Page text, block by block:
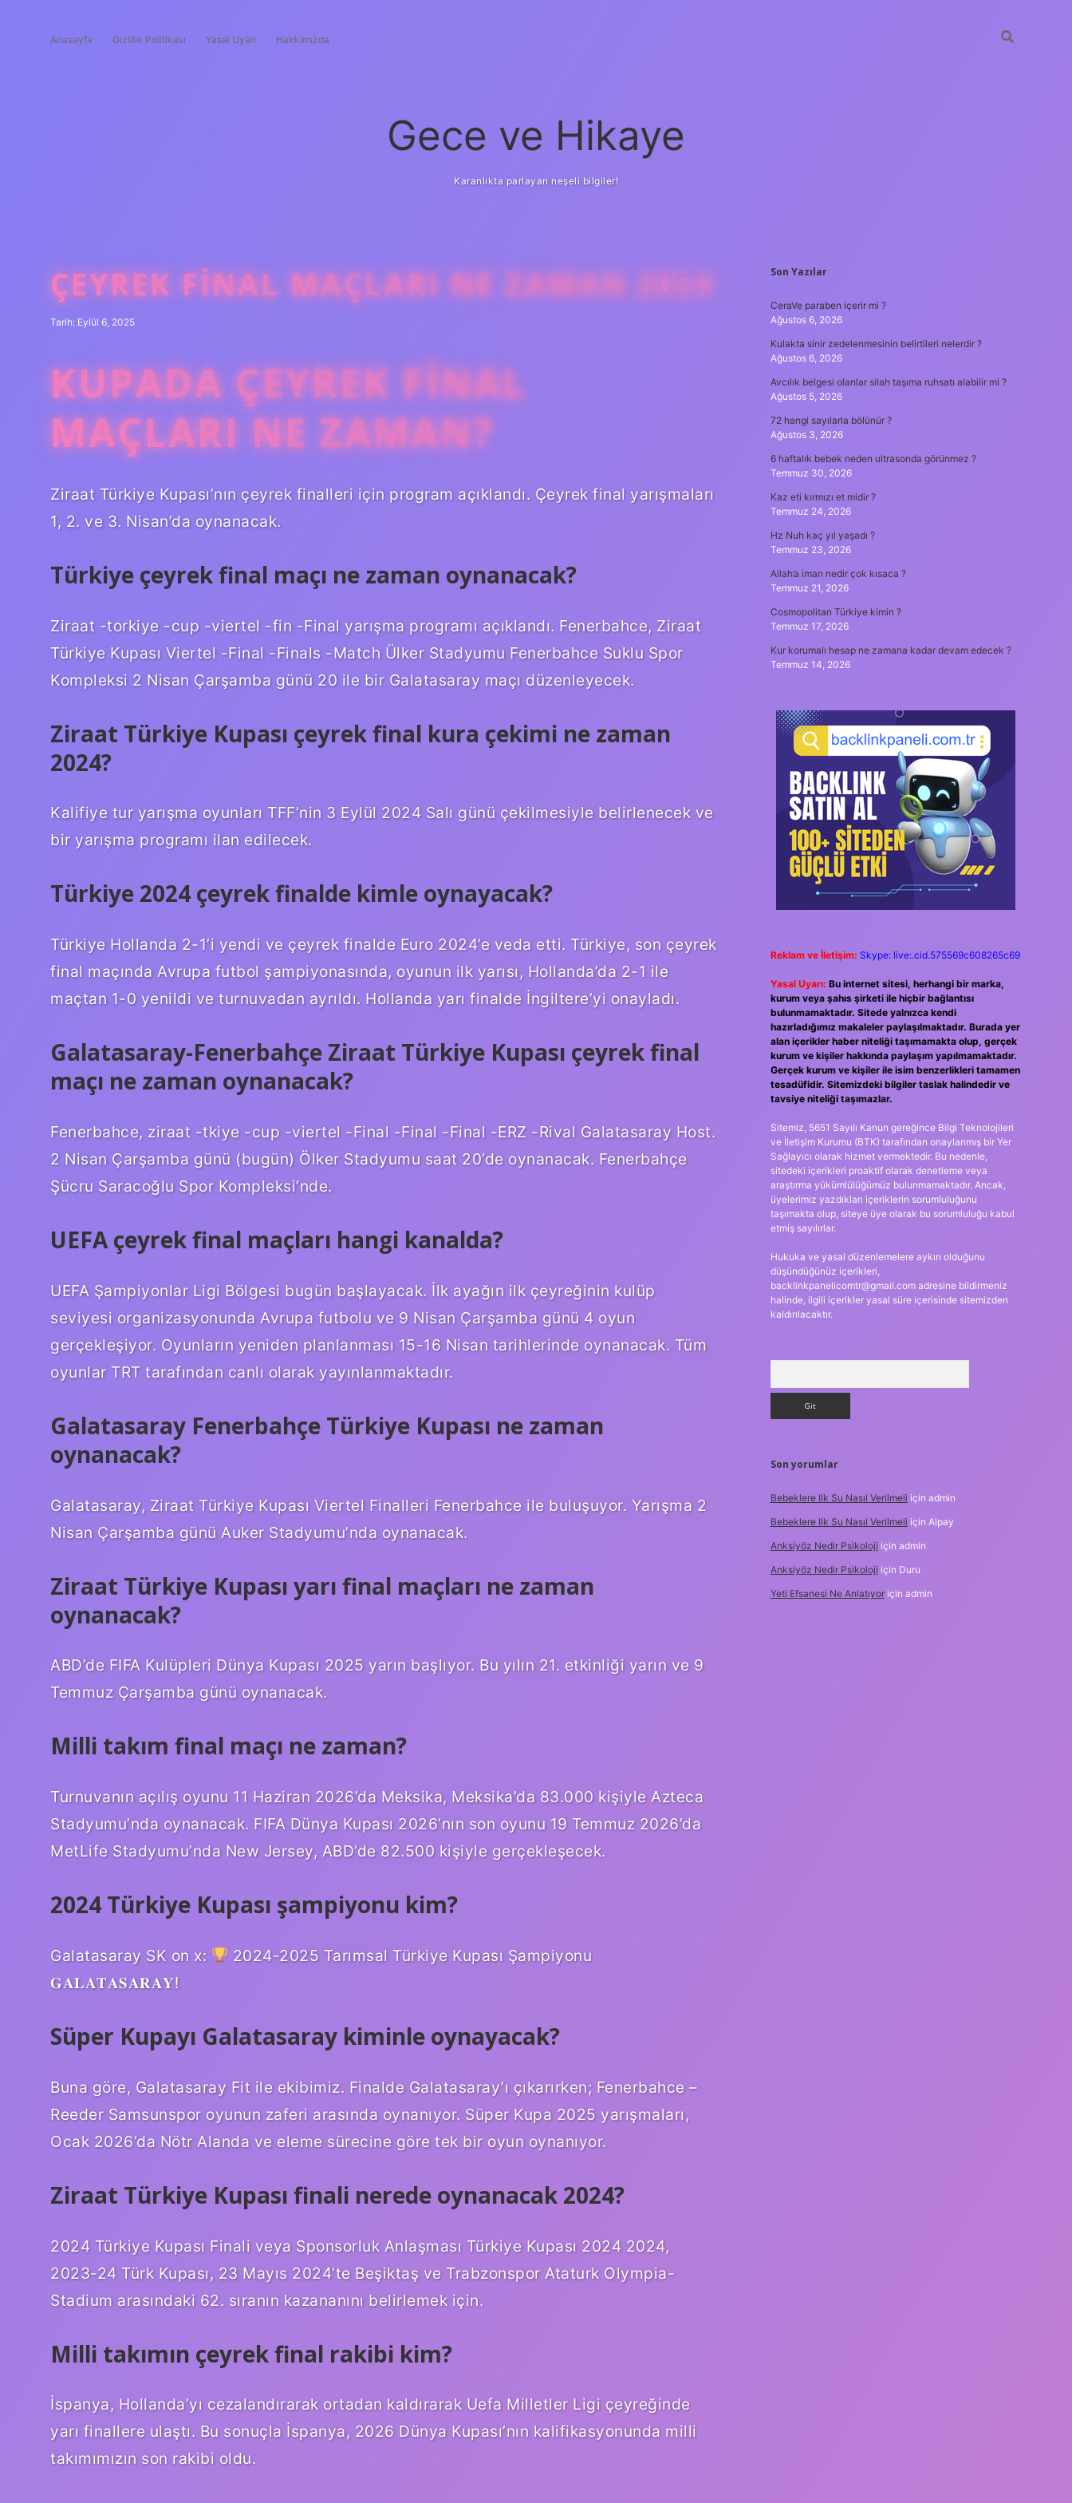
Anasayfa Gizlilik Politikası Yasal Uyarı Hakkımızda
Gece ve Hikaye
Karanlıkta parlayan neşeli bilgiler!
ÇEYREK FINAL MAÇLARI NE ZAMAN 2024
Tarih: Eylül 6, 2025
KUPADA ÇEYREK FINAL
MAÇLARI NE ZAMAN?
Ziraat Türkiye Kupası’nın çeyrek finalleri için program açıklandı. Çeyrek final yarışmaları
1, 2. ve 3. Nisan’da oynanacak.
Türkiye çeyrek final maçı ne zaman oynanacak?
Ziraat -torkiye -cup -viertel -fin -Final yarışma programı açıklandı. Fenerbahce, Ziraat
Türkiye Kupası Viertel -Final -Finals -Match Ülker Stadyumu Fenerbahce Suklu Spor
Kompleksi 2 Nisan Çarşamba günü 20 ile bir Galatasaray maçı düzenleyecek.
Ziraat Türkiye Kupası çeyrek final kura çekimi ne zaman
2024?
Kalifiye tur yarışma oyunları TFF’nin 3 Eylül 2024 Salı günü çekilmesiyle belirlenecek ve
bir yarışma programı ilan edilecek.
Türkiye 2024 çeyrek finalde kimle oynayacak?
Türkiye Hollanda 2-1’i yendi ve çeyrek finalde Euro 2024’e veda etti. Türkiye, son çeyrek
final maçında Avrupa futbol şampiyonasında, oyunun ilk yarısı, Hollanda’da 2-1 ile
maçtan 1-0 yenildi ve turnuvadan ayrıldı. Hollanda yarı finalde İngiltere’yi onayladı.
Galatasaray-Fenerbahçe Ziraat Türkiye Kupası çeyrek final
maçı ne zaman oynanacak?
Fenerbahce, ziraat -tkiye -cup -viertel -Final -Final -Final -ERZ -Rival Galatasaray Host.
2 Nisan Çarşamba günü (bugün) Ölker Stadyumu saat 20’de oynanacak. Fenerbahçe
Şücru Saracoğlu Spor Kompleksi’nde.
UEFA çeyrek final maçları hangi kanalda?
UEFA Şampiyonlar Ligi Bölgesi bugün başlayacak. İlk ayağın ilk çeyreğinin kulüp
seviyesi organizasyonunda Avrupa futbolu ve 9 Nisan Çarşamba günü 4 oyun
gerçekleşiyor. Oyunların yeniden planlanması 15-16 Nisan tarihlerinde oynanacak. Tüm
oyunlar TRT tarafından canlı olarak yayınlanmaktadır.
Galatasaray Fenerbahçe Türkiye Kupası ne zaman
oynanacak?
Galatasaray, Ziraat Türkiye Kupası Viertel Finalleri Fenerbahce ile buluşuyor. Yarışma 2
Nisan Çarşamba günü Auker Stadyumu’nda oynanacak.
Ziraat Türkiye Kupası yarı final maçları ne zaman
oynanacak?
ABD’de FIFA Kulüpleri Dünya Kupası 2025 yarın başlıyor. Bu yılın 21. etkinliği yarın ve 9
Temmuz Çarşamba günü oynanacak.
Milli takım final maçı ne zaman?
Turnuvanın açılış oyunu 11 Haziran 2026’da Meksika, Meksika’da 83.000 kişiyle Azteca
Stadyumu’nda oynanacak. FIFA Dünya Kupası 2026’nın son oyunu 19 Temmuz 2026’da
MetLife Stadyumu’nda New Jersey, ABD’de 82.500 kişiyle gerçekleşecek.
2024 Türkiye Kupası şampiyonu kim?
Galatasaray SK on x:
2024-2025 Tarımsal Türkiye Kupası Şampiyonu
𝐆𝐀𝐋𝐀𝐓𝐀𝐒𝐀𝐑𝐀𝐘!
Süper Kupayı Galatasaray kiminle oynayacak?
Buna göre, Galatasaray Fit ile ekibimiz. Finalde Galatasaray’ı çıkarırken; Fenerbahce –
Reeder Samsunspor oyunun zaferi arasında oynanıyor. Süper Kupa 2025 yarışmaları,
Ocak 2026’da Nötr Alanda ve eleme sürecine göre tek bir oyun oynanıyor.
Ziraat Türkiye Kupası finali nerede oynanacak 2024?
2024 Türkiye Kupası Finali veya Sponsorluk Anlaşması Türkiye Kupası 2024 2024,
2023-24 Türk Kupası, 23 Mayıs 2024’te Beşiktaş ve Trabzonspor Ataturk Olympia-
Stadium arasındaki 62. sıranın kazananını belirlemek için.
Milli takımın çeyrek final rakibi kim?
İspanya, Hollanda’yı cezalandırarak ortadan kaldırarak Uefa Milletler Ligi çeyreğinde
yarı finallere ulaştı. Bu sonuçla İspanya, 2026 Dünya Kupası’nın kalifikasyonunda milli
takımımızın son rakibi oldu.
SIDEBAR
Son Yazılar
CeraVe paraben içerir mi ?
Ağustos 6, 2026
Kulakta sinir zedelenmesinin belirtileri nelerdir ?
Ağustos 6, 2026
Avcılık belgesi olanlar silah taşıma ruhsatı alabilir mi ?
Ağustos 5, 2026
72 hangi sayılarla bölünür ?
Ağustos 3, 2026
6 haftalık bebek neden ultrasonda görünmez ?
Temmuz 30, 2026
Kaz eti kırmızı et midir ?
Temmuz 24, 2026
Hz Nuh kaç yıl yaşadı ?
Temmuz 23, 2026
Allah’a iman nedir çok kısaca ?
Temmuz 21, 2026
Cosmopolitan Türkiye kimin ?
Temmuz 17, 2026
Kur korumalı hesap ne zamana kadar devam edecek ?
Temmuz 14, 2026
Reklam ve İletişim: Skype: live:.cid.575569c608265c69
Yasal Uyarı: Bu internet sitesi, herhangi bir marka,
kurum veya şahıs şirketi ile hiçbir bağlantısı
bulunmamaktadır. Sitede yalnızca kendi
hazırladığımız makaleler paylaşılmaktadır. Burada yer
alan içerikler haber niteliği taşımamakta olup, gerçek
kurum ve kişiler hakkında paylaşım yapılmamaktadır.
Gerçek kurum ve kişiler ile isim benzerlikleri tamamen
tesadüfidir. Sitemizdeki bilgiler taslak halindedir ve
tavsiye niteliği taşımazlar.
Sitemiz, 5651 Sayılı Kanun gereğince Bilgi Teknolojileri
ve İletişim Kurumu (BTK) tarafından onaylanmış bir Yer
Sağlayıcı olarak hizmet vermektedir. Bu nedenle,
sitedeki içerikleri proaktif olarak denetleme veya
araştırma yükümlülüğümüz bulunmamaktadır. Ancak,
üyelerimiz yazdıkları içeriklerin sorumluluğunu
taşımakta olup, siteye üye olarak bu sorumluluğu kabul
etmiş sayılırlar.
Hukuka ve yasal düzenlemelere aykırı olduğunu
düşündüğünüz içerikleri,
backlinkpanelicomtr@gmail.comadresine bildirmeniz
halinde, ilgili içerikler yasal süre içerisinde sitemizden
kaldırılacaktır.
Son yorumlar
Bebeklere Ilk Su Nasıl Verilmeli için admin
Bebeklere Ilk Su Nasıl Verilmeli için Alpay
Anksiyöz Nedir Psikoloji için admin
Anksiyöz Nedir Psikoloji için Duru
Yeti Efsanesi Ne Anlatıyoriçin admin